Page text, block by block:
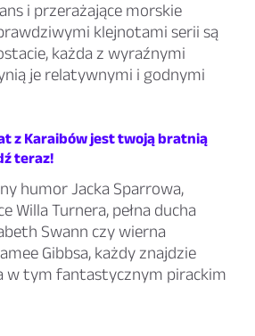
i przerażające morskie
klejnotami serii są
każda z wyraźnymi
je relatywnymi i godnymi
z Karaibów jest twoją bratnią
teraz!
humor Jacka Sparrowa,
Willa Turnera, pełna ducha
Swann czy wierna
Gibbsa, każdy znajdzie
w tym fantastycznym pirackim